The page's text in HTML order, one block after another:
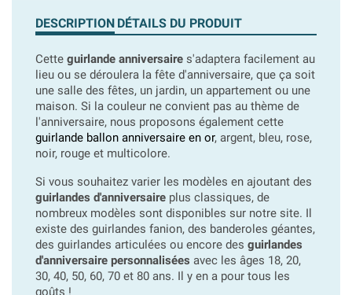
DESCRIPTION DÉTAILS DU PRODUIT
Cette guirlande anniversaire s'adaptera facilement au
lieu ou se déroulera la fête d'anniversaire, que ça soit
une salle des fêtes, un jardin, un appartement ou une
maison. Si la couleur ne convient pas au thème de
l'anniversaire, nous proposons également cette
guirlande ballon anniversaire en or, argent, bleu, rose,
noir, rouge et multicolore.
Si vous souhaitez varier les modèles en ajoutant des
guirlandes d'anniversaire plus classiques, de
nombreux modèles sont disponibles sur notre site. Il
existe des guirlandes fanion, des banderoles géantes,
des guirlandes articulées ou encore des guirlandes
d'anniversaire personnalisées avec les âges 18, 20,
30, 40, 50, 60, 70 et 80 ans. Il y en a pour tous les
goûts !